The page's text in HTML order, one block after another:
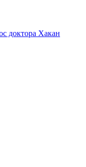
доктора Хакан